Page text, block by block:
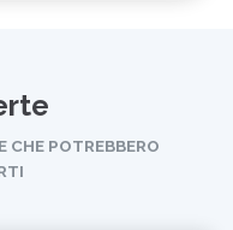
CHE POTREBBERO